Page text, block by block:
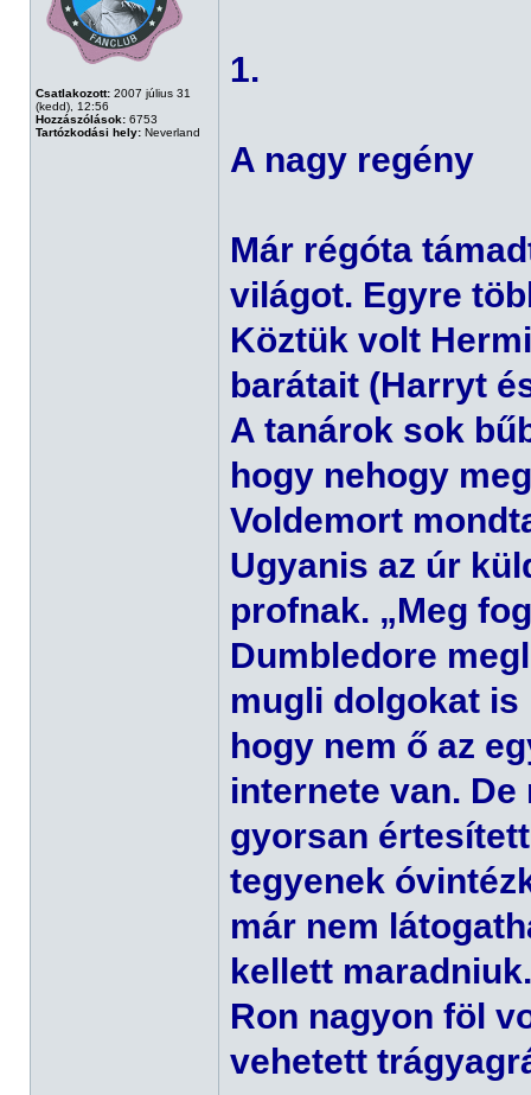
Csatlakozott: 2007 július 31
(kedd), 12:56
Hozzászólások: 6753
Tartózkodási hely: Neverland
1.
A nagy regény
Már régóta
világot. Egyre
Köztük volt
barátait (Harryt
A tanárok sok
hogy nehogy
Voldemort
Ugyanis az úr
profnak. „Meg
Dumbledore
mugli dolgokat is
hogy nem ő az
internete van.
gyorsan
tegyenek
már nem
kellett maradniuk.
Ron nagyon föl
vehetett